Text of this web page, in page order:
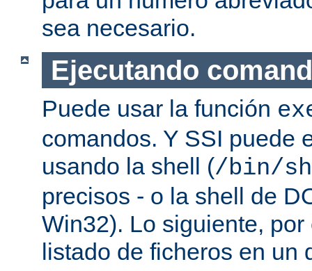
sea necesario.
Ejecutando
Puede usar la función
comandos. Y SSI puede
usando la shell (/bin/sh
precisos - o la shell de
Win32). Lo siguiente,
listado de ficheros en un